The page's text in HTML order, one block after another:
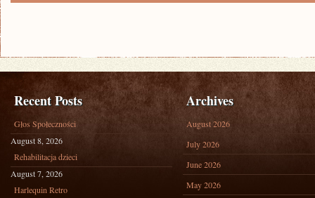
Recent Posts
Głos Społeczności
August 8, 2026
Rehabilitacja dzieci
August 7, 2026
Harlequin Retro
Archives
August 2026
July 2026
June 2026
May 2026